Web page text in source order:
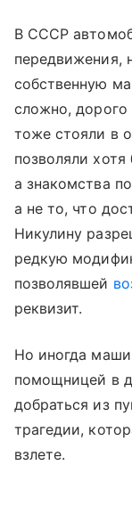
В СССР
передвижения,
собственную
сложно, дорого
тоже стояли в
позволяли
а знакомства
а не то, что
Никулину
редкую
позволявшей
реквизит.
Но иногда
помощницей в
добраться из
трагедии,
взлете.